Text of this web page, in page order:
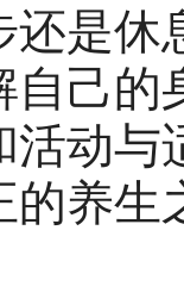
还是
自己
活动
的养生